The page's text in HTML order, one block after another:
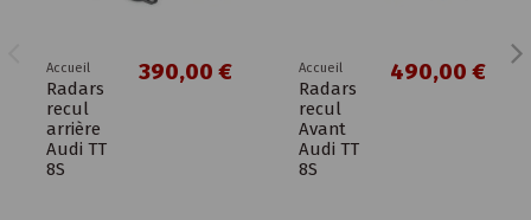
Accueil
Radars
recul
arrière
Audi TT
8S
390,00 € Accueil
Radars
recul
Avant
Audi TT
8S
490,00 €